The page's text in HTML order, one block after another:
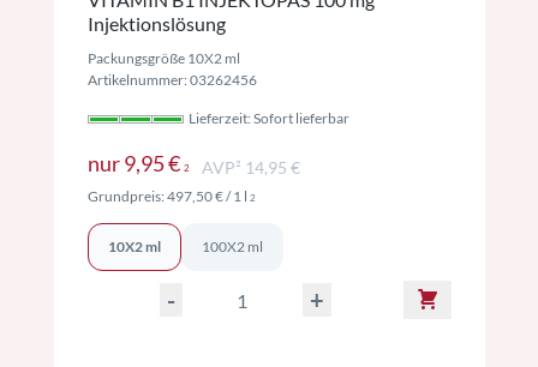
Injektionslösung
Packungsgröße 10X2 ml
Artikelnummer: 03262456
Lieferzeit: Sofort lieferbar
nur9,95 € 2Preise inkl. MwSt. ggf. zzgl. Versand
AVP² 14,95 €
Grundpreis:497,50 €/ 1 l 2Preise inkl. MwSt. ggf. zzgl. Versand
10X2 ml 100X2 ml
- +